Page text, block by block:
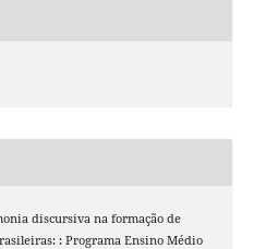
discursiva na formação de
: Programa Ensino Médio